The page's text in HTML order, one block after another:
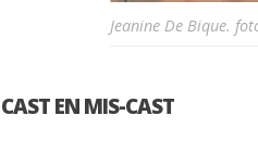
Jeanine De Bique.
CAST EN MIS-CAST